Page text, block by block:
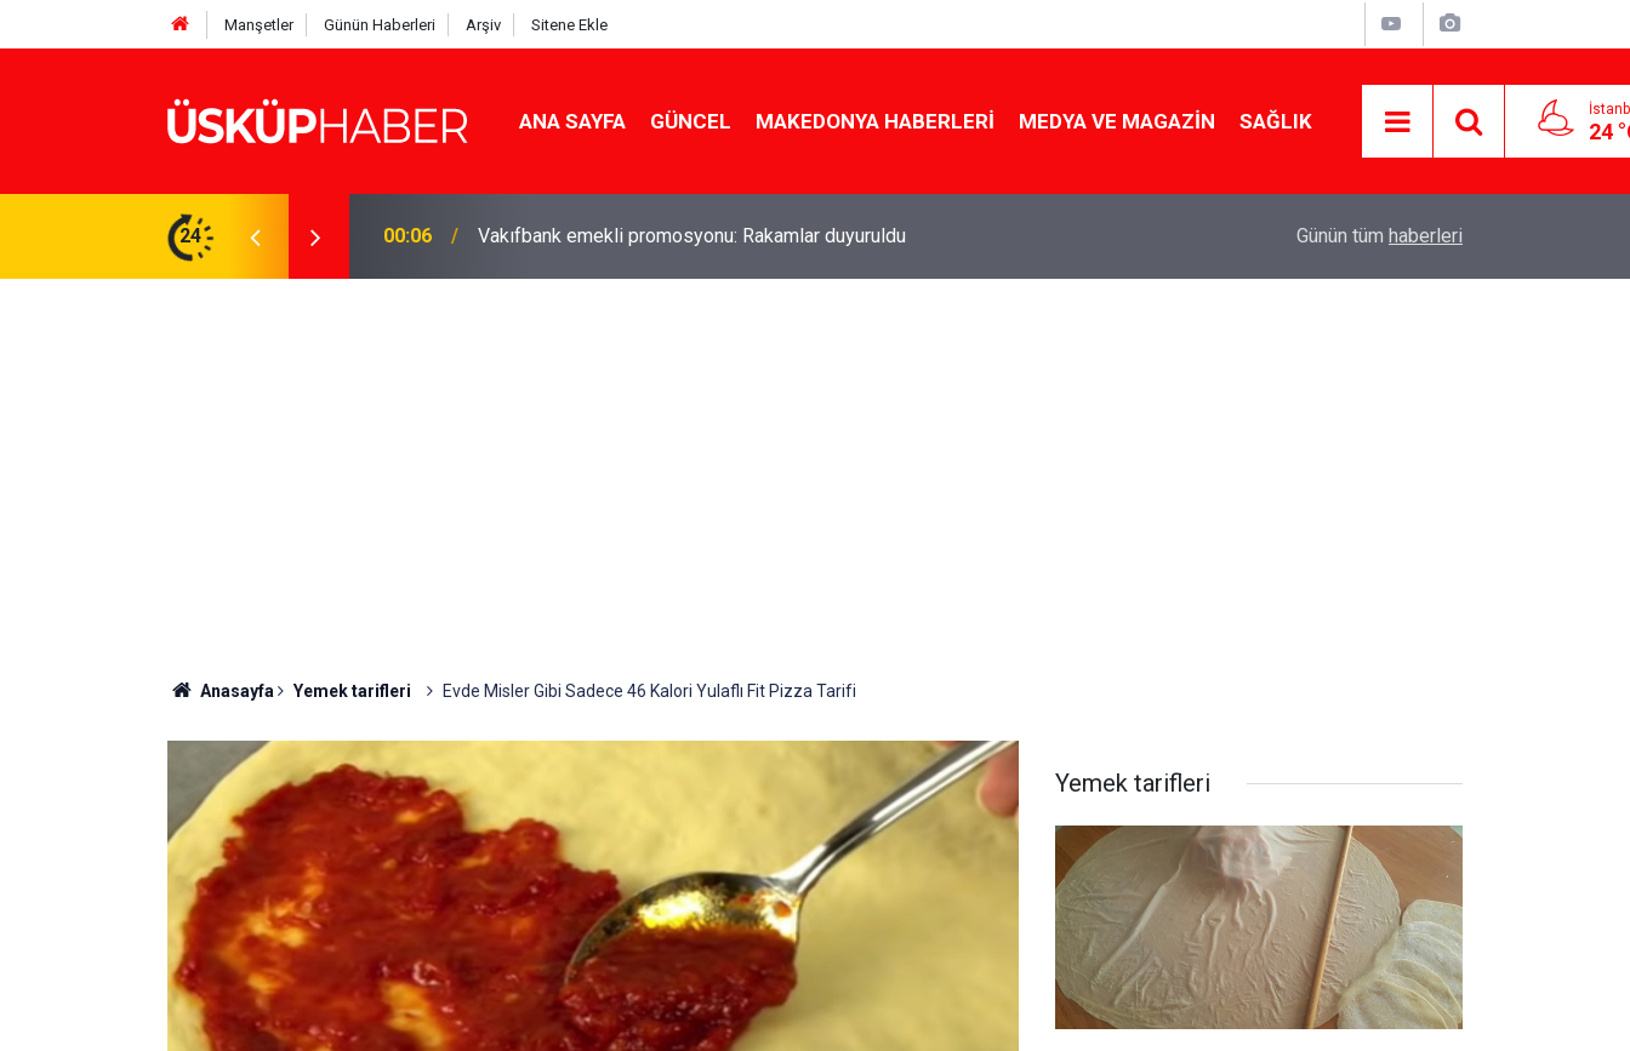
Manşetler Günün Haberleri Arşiv Sitene Ekle
ANA SAYFA GÜNCEL MAKEDONYA HABERLERI MEDYA VE MAGAZIN SAĞLIK 24
24 19:21 Gözde oldu! Hem köy hem mahalle hayatı iç içe! İzmir'deki doğal semt
yapmanın sırrı
Günün tüm haberleri
Anasayfa Yemek tarifleri Evde Misler Gibi Sadece 46 Kalori Yulaflı Fit Pizza Tarifi
Yemek tarifleri